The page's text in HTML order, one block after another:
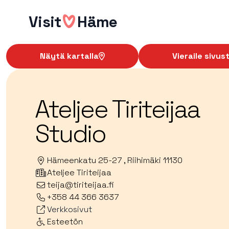
sisältöönVisit Häme
Näytä kartalla Vieraile
Ateljee Tiriteijaa
Studio
Hämeenkatu 25-27 , Riihimäki 11130
Ateljee Tiriteijaa
teija@tiriteijaa.fi
+358 44 366 3637
Verkkosivut
Esteetön